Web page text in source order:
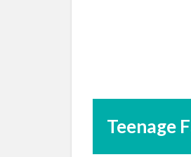
Teenage